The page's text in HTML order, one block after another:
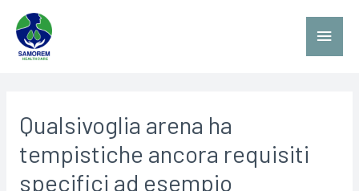
Qualsivoglia arena ha
tempistiche ancora requisiti
specifici ad esempio